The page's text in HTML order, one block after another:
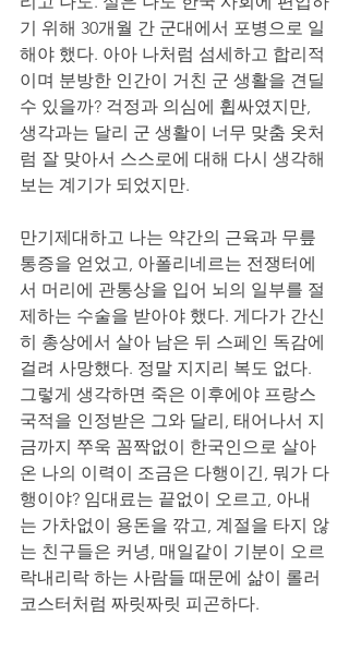
기 위해 30개월 간 군대에서 포병으로 일
해야 했다. 아아 나처럼 섬세하고 합리적
이며 분방한 인간이 거친 군 생활을 견딜
수 있을까? 걱정과 의심에 휩싸였지만,
생각과는 달리 군 생활이 너무 맞춤 옷처
럼 잘 맞아서 스스로에 대해 다시 생각해
보는 계기가 되었지만.
만기제대하고 나는 약간의 근육과 무릎
통증을 얻었고, 아폴리네르는 전쟁터에
서 머리에 관통상을 입어 뇌의 일부를 절
제하는 수술을 받아야 했다. 게다가 간신
히 총상에서 살아 남은 뒤 스페인 독감에
걸려 사망했다. 정말 지지리 복도 없다.
그렇게 생각하면 죽은 이후에야 프랑스
국적을 인정받은 그와 달리, 태어나서 지
금까지 쭈욱 꼼짝없이 한국인으로 살아
온 나의 이력이 조금은 다행이긴, 뭐가 다
행이야? 임대료는 끝없이 오르고, 아내
는 가차없이 용돈을 깎고, 계절을 타지 않
는 친구들은 커녕, 매일같이 기분이 오르
락내리락 하는 사람들 때문에 삶이 롤러
코스터처럼 짜릿짜릿 피곤하다.